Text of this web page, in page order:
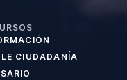
CIUDADANÍA